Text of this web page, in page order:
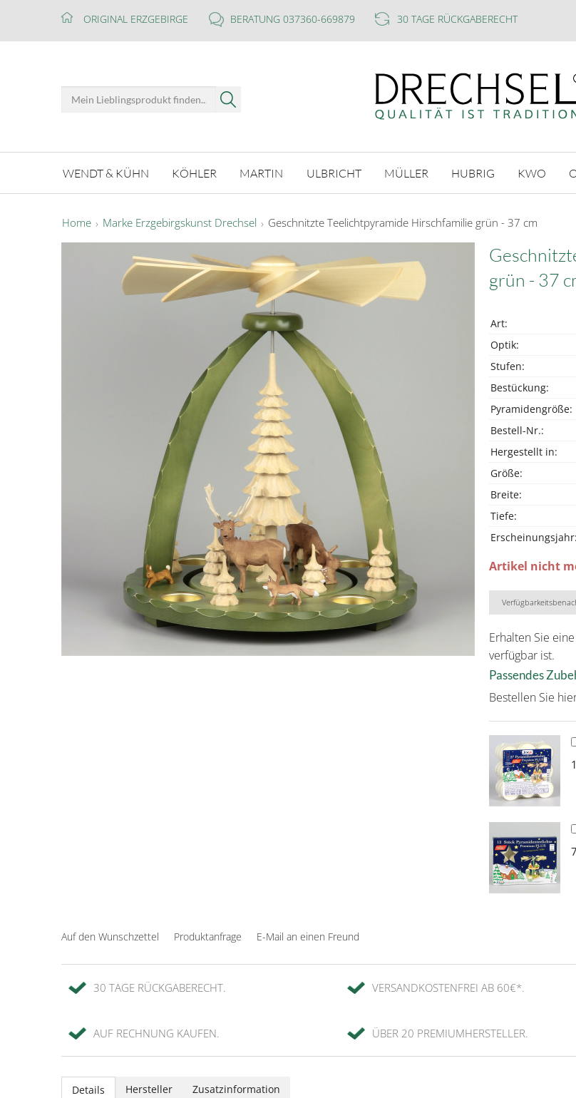
ORIGINAL ERZGEBIRGE BERATUNG 037360-669879 30 TAGE RÜCKGABERECHT
WENDT & KÜHN KÖHLER MARTIN ULBRICHT MÜLLER HUBRIG KWO
Home Marke Erzgebirgskunst Drechsel Geschnitzte Teelichtpyramide Hirschfamilie grün - 37 cm
grün - 37
Art:
Optik:
Stufen:
Bestückung:
Pyramidengröße:
Bestell-Nr.:
Hergestellt in:
Größe:
Breite:
Tiefe:
Erscheinungsjahr:
Artikel nicht
Erhalten Sie
verfügbar ist.
Passendes
Bestellen Sie
Auf den Wunschzettel Produktanfrage E-Mail an einen Freund
30 TAGE RÜCKGABERECHT. VERSANDKOSTENFREI AB 60€*.
AUF RECHNUNG KAUFEN. ÜBER 20 PREMIUMHERSTELLER.
Details Hersteller Zusatzinformation